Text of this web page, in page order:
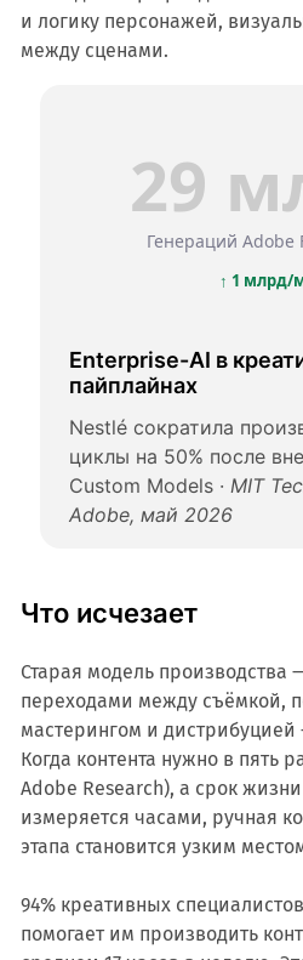
и логику персонажей,
между сценами.
29
Генераций Adobe
↑ 1 млрд/
Enterprise-AI в
пайплайнах
Nestlé сократила
циклы на 50% после
Custom Models · MIT
Adobe, май 2026
Что исчезает
Старая модель
переходами между съёмкой,
мастерингом и дистрибуцией
Когда контента нужно в пять
Adobe Research), а срок жизни
измеряется часами, ручная
этапа становится узким
94% креативных
помогает им производить